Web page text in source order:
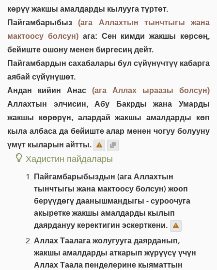
көрүү жакшы амалдарды кылууга түртөт.
Пайгамбарыбыз(ага Аллахтын тынчтыгы жана
мактоосу болсун)ага: Сен кимди жакшы көрсөң,
бейиште ошону менен биргесиң дейт.
Пайгамбардын сахабалары бул сүйүнүчтүү кабарга
аябай сүйүнүшөт.
Андан кийин Анас (ага Аллах ыраазы болсун)
Аллахтын элчисин, Абу Бакрды жана Умарды
жакшы көрөрүн, алардай жакшы амалдарды көп
кыла албаса да бейиште алар менен чогуу болууну
үмүт кыларын айтты.
Хадистин пайдалары
Пайгамбарыбыздын (ага Аллахтын
тынчтыгы жана мактоосу болсун) жооп
берүүдөгү даанышмандыгы - суроочуга
акыретке жакшы амалдарды кылып
даярдануу керектигин эскерткени.
Аллах Таалага жолугууга даярданып,
жакшы амалдарды аткарып жүрүүсү үчүн
Аллах Таала пенделерине кыяматтын